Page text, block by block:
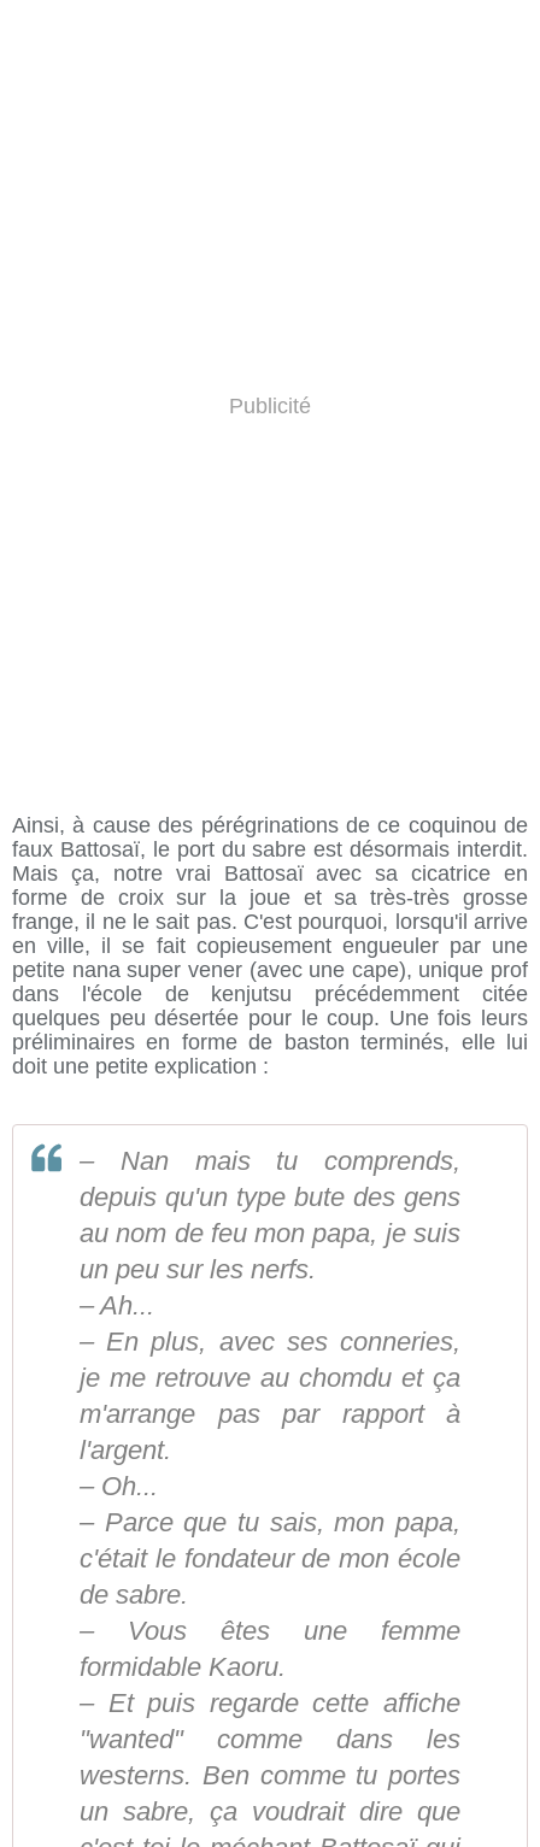
Publicité
Ainsi, à cause des pérégrinations de ce coquinou de
faux Battosaï, le port du sabre est désormais interdit.
Mais ça, notre vrai Battosaï avec sa cicatrice en
forme de croix sur la joue et sa très-très grosse
frange, il ne le sait pas. C'est pourquoi, lorsqu'il arrive
en ville, il se fait copieusement engueuler par une
petite nana super vener (avec une cape), unique prof
dans l'école de kenjutsu précédemment citée
quelques peu désertée pour le coup. Une fois leurs
préliminaires en forme de baston terminés, elle lui
doit une petite explication :
– Nan mais tu comprends,
depuis qu'un type bute des gens
au nom de feu mon papa, je suis
un peu sur les nerfs.
– Ah...
– En plus, avec ses conneries,
je me retrouve au chomdu et ça
m'arrange pas par rapport à
l'argent.
– Oh...
– Parce que tu sais, mon papa,
c'était le fondateur de mon école
de sabre.
– Vous êtes une femme
formidable Kaoru.
– Et puis regarde cette affiche
"wanted" comme dans les
westerns. Ben comme tu portes
un sabre, ça voudrait dire que